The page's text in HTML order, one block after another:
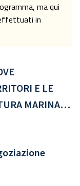
ma qui
in
E LE
MARINATI